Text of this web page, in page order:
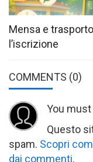
Mensa e
l’iscrizione
COMMENTS (0)
You must
Questo
spam. Scopri
dai commenti.